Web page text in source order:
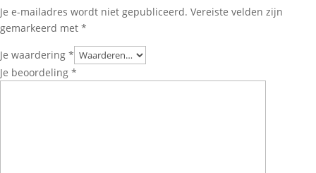
Je e-mailadres wordt niet gepubliceerd. Vereiste velden zijn
gemarkeerd met *
Je waardering *
Je beoordeling *